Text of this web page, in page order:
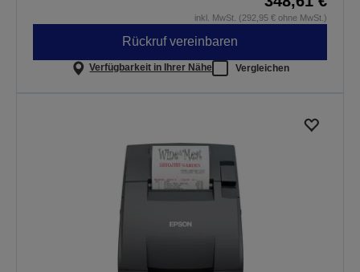
inkl. MwSt. (292,95 € ohne MwSt.)
Rückruf vereinbaren
Verfügbarkeit in Ihrer Nähe Vergleichen